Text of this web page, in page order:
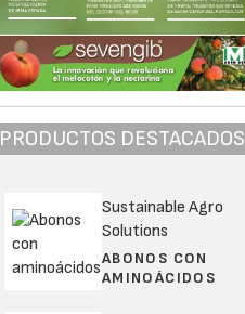
PRODUCTOS DESTACADOS
Sustainable Agro
Solutions
ABONOS CON
AMINOÁCIDOS